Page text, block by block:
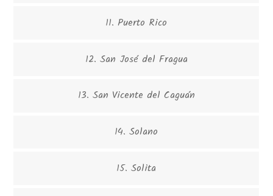
11. Puerto Rico
12. San José del Fragua
13. San Vicente del Caguán
14. Solano
15. Solita